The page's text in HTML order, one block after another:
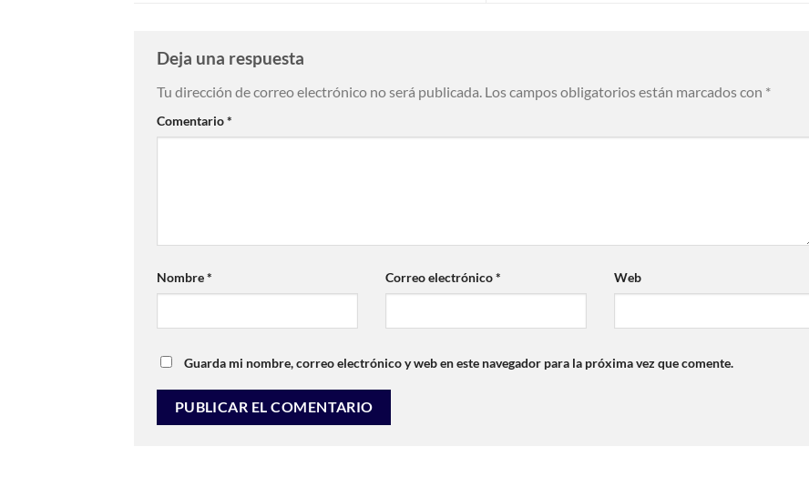
Deja una respuesta
Tu dirección de correo electrónico no será publicada. Los campos obligatorios están marcados con *
Comentario*
Nombre* Correo electrónico* Web
Guarda mi nombre, correo electrónico y web en este navegador para la próxima vez que comente.